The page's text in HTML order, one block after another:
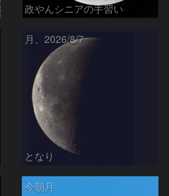
政やんシニアの手習い
月、2026/8/7
となり
今朝月